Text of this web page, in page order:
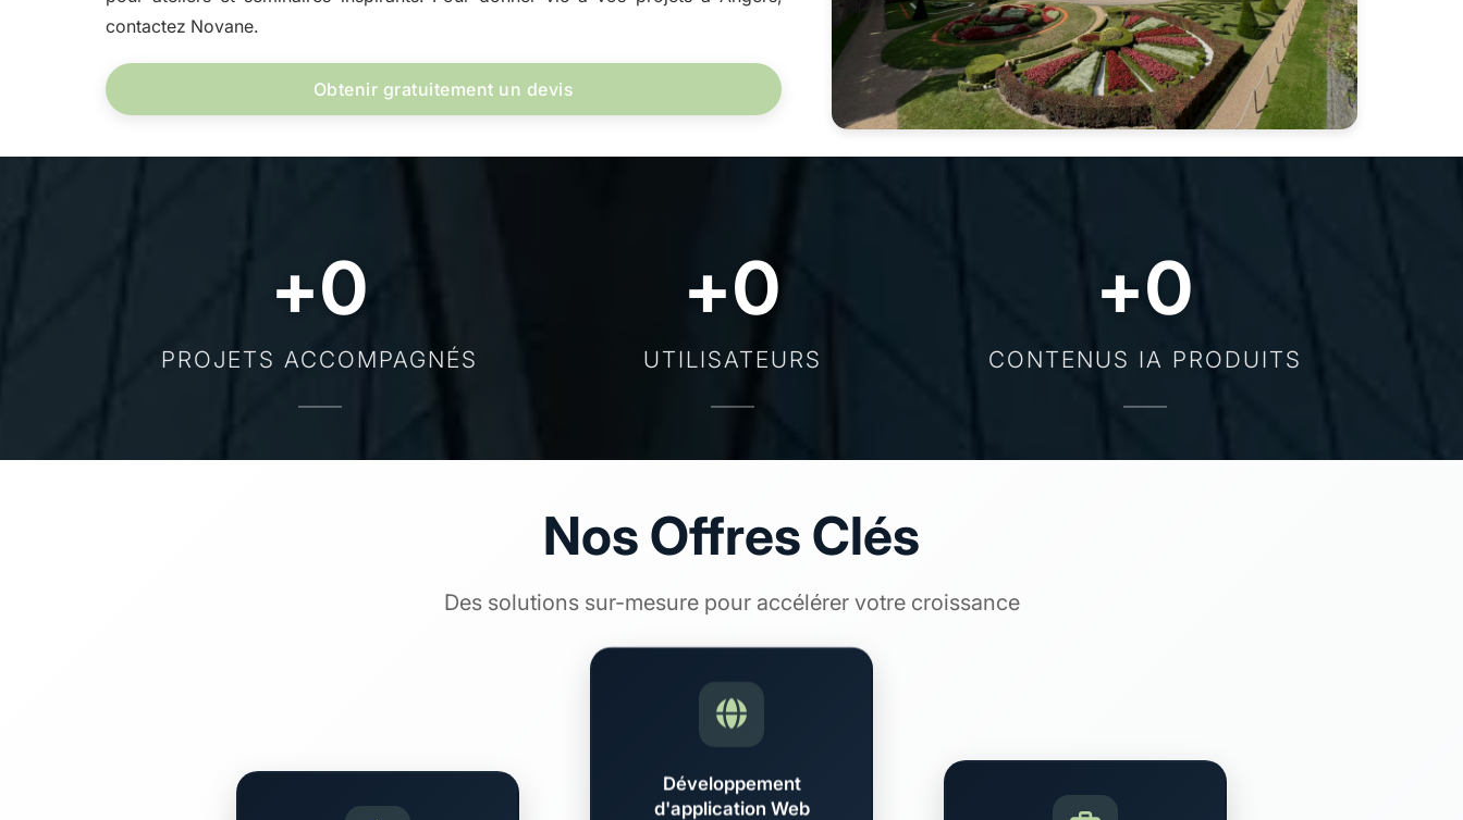
contactez Novane.
Obtenir gratuitement un devis
+0
PROJETS ACCOMPAGNÉS
+0
UTILISATEURS
+0
CONTENUS IA PRODUITS
Nos Offres Clés
Des solutions sur-mesure pour accélérer votre croissance
Développement
d'application Web